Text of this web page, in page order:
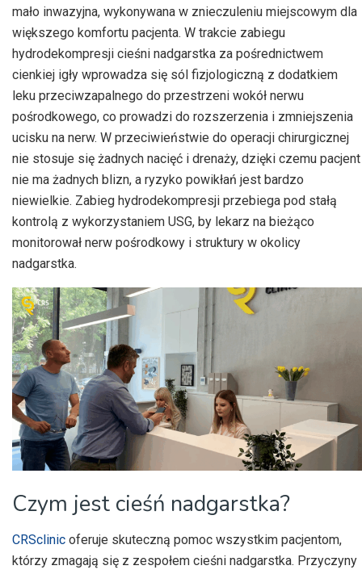
mało inwazyjna, wykonywana w znieczuleniu miejscowym dla
większego komfortu pacjenta. W trakcie zabiegu
hydrodekompresji cieśni nadgarstka za pośrednictwem
cienkiej igły wprowadza się sól fizjologiczną z dodatkiem
leku przeciwzapalnego do przestrzeni wokół nerwu
pośrodkowego, co prowadzi do rozszerzenia i zmniejszenia
ucisku na nerw. W przeciwieństwie do operacji chirurgicznej
nie stosuje się żadnych nacięć i drenaży, dzięki czemu pacjent
nie ma żadnych blizn, a ryzyko powikłań jest bardzo
niewielkie. Zabieg hydrodekompresji przebiega pod stałą
kontrolą z wykorzystaniem USG, by lekarz na bieżąco
monitorował nerw pośrodkowy i struktury w okolicy
nadgarstka.
Czym jest cieśń nadgarstka?
CRSclinic oferuje skuteczną pomoc wszystkim pacjentom,
którzy zmagają się z zespołem cieśni nadgarstka. Przyczyny